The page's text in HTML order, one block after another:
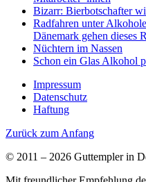
Bizarr: Bierbotschafter
Radfahren unter
Dänemark gehen dieses
Nüchtern im Nassen
Schon ein Glas Alkohol
Impressum
Datenschutz
Haftung
Zurück zum Anfang
© 2011 – 2026 Guttempler in